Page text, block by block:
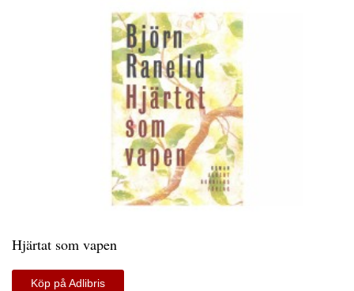
Hjärtat som vapen
Köp på Adlibris